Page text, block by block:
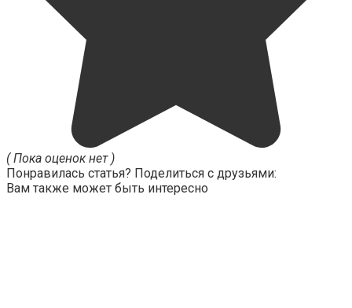
( Пока оценок нет )
Понравилась статья? Поделиться с друзьями:
Вам также может быть интересно